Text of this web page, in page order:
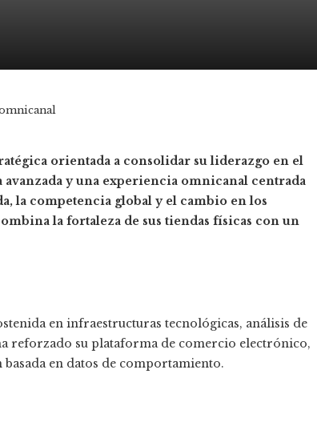
orientada a consolidar su liderazgo en el
y una experiencia omnicanal centrada
la competencia global y el cambio en los
la fortaleza de sus tiendas físicas con un
en infraestructuras tecnológicas, análisis de
reforzado su plataforma de comercio electrónico,
en datos de comportamiento.